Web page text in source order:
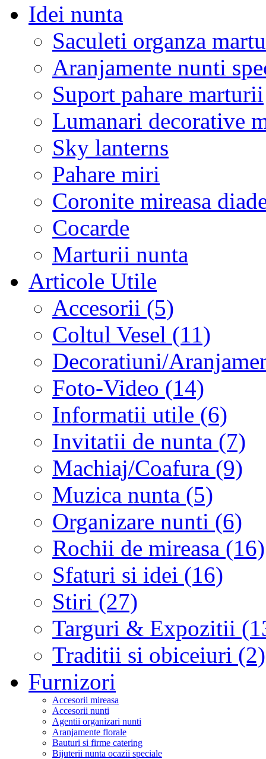
Idei nunta
Saculeti organza
Aranjamente nunti
Suport pahare marturii
Lumanari decorative
Sky lanterns
Pahare miri
Coronite mireasa
Cocarde
Marturii nunta
Articole Utile
Accesorii (5)
Coltul Vesel (11)
Decoratiuni/
Foto-Video (14)
Informatii utile (6)
Invitatii de nunta (7)
Machiaj/Coafura (9)
Muzica nunta (5)
Organizare nunti (6)
Rochii de mireasa (16)
Sfaturi si idei (16)
Stiri (27)
Targuri & Expozitii
Traditii si obiceiuri (2)
Furnizori
Accesorii mireasa
Accesorii nunti
Agentii organizari nunti
Aranjamente florale
Bauturi si firme catering
Bijuterii nunta ocazii speciale